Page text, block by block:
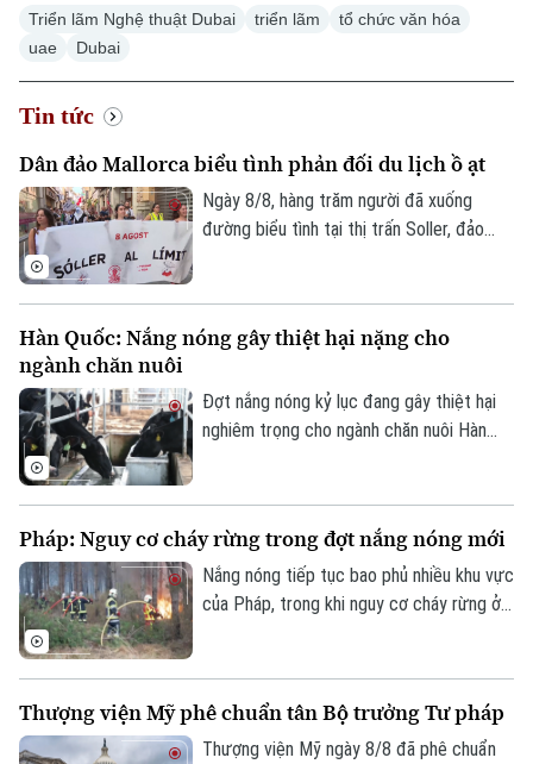
Triển lãm Nghệ thuật Dubai triển lãm
tổ chức văn hóa
uae
Dubai
Tin tức
Dân đảo Mallorca biểu tình phản đối du lịch ồ ạt
Ngày 8/8, hàng trăm người đã xuống
đường biểu tình tại thị trấn Soller, đảo
của người dân địa phương.
Hàn Quốc: Nắng nóng gây thiệt hại nặng cho
ngành chăn nuôi
Đợt nắng nóng kỷ lục đang gây thiệt hại
nghiêm trọng cho ngành chăn nuôi Hàn
cầm đã chết do thời tiết cực đoan.
Pháp: Nguy cơ cháy rừng trong đợt nắng nóng mới
Nắng nóng tiếp tục bao phủ nhiều khu vực
của Pháp, trong khi nguy cơ cháy rừng ở
lên tới 40°C ở nhiều nơi.
Thượng viện Mỹ phê chuẩn tân Bộ trưởng Tư pháp
Thượng viện Mỹ ngày 8/8 đã phê chuẩn